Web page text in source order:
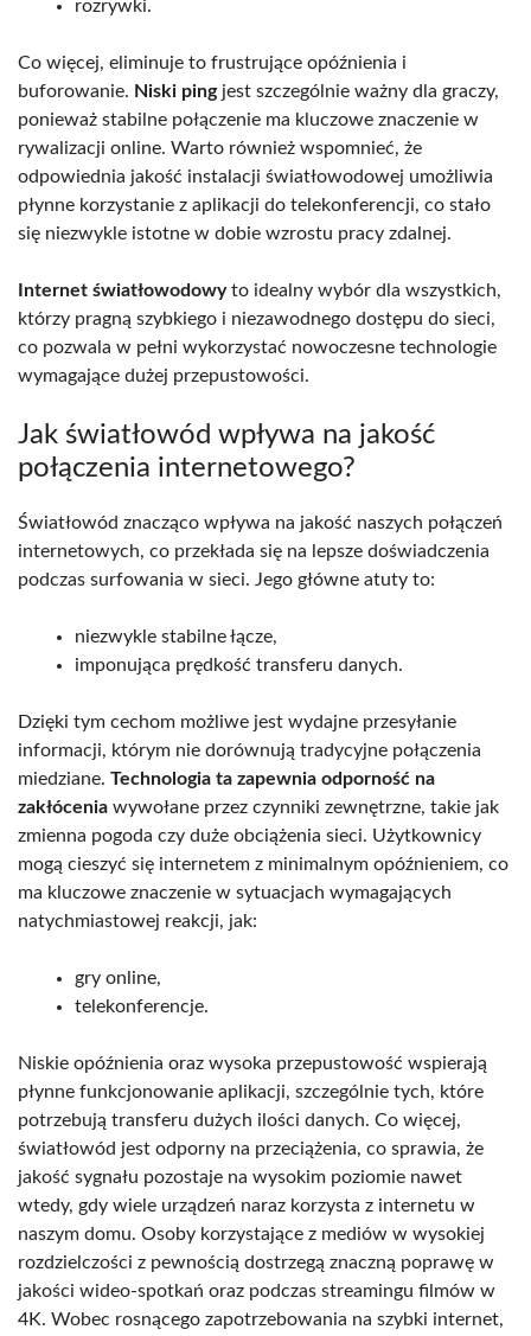
rozrywki.
Co więcej, eliminuje to frustrujące opóźnienia i
buforowanie. Niski pingjest szczególnie ważny dla graczy,
ponieważ stabilne połączenie ma kluczowe znaczenie w
rywalizacji online. Warto również wspomnieć, że
odpowiednia jakość instalacji światłowodowej umożliwia
płynne korzystanie z aplikacji do telekonferencji, co stało
się niezwykle istotne w dobie wzrostu pracy zdalnej.
Internet światłowodowyto idealny wybór dla wszystkich,
którzy pragną szybkiego i niezawodnego dostępu do sieci,
co pozwala w pełni wykorzystać nowoczesne technologie
wymagające dużej przepustowości.
Jak światłowód wpływa na jakość
połączenia internetowego?
Światłowód znacząco wpływa na jakość naszych połączeń
internetowych, co przekłada się na lepsze doświadczenia
podczas surfowania w sieci. Jego główne atuty to:
niezwykle stabilne łącze,
imponująca prędkość transferu danych.
Dzięki tym cechom możliwe jest wydajne przesyłanie
informacji, którym nie dorównują tradycyjne połączenia
miedziane. Technologia ta zapewnia odporność na
zakłócenia wywołane przez czynniki zewnętrzne, takie jak
zmienna pogoda czy duże obciążenia sieci. Użytkownicy
mogą cieszyć się internetem z minimalnym opóźnieniem, co
ma kluczowe znaczenie w sytuacjach wymagających
natychmiastowej reakcji, jak:
gry online,
telekonferencje.
Niskie opóźnienia oraz wysoka przepustowość wspierają
płynne funkcjonowanie aplikacji, szczególnie tych, które
potrzebują transferu dużych ilości danych. Co więcej,
światłowód jest odporny na przeciążenia, co sprawia, że
jakość sygnału pozostaje na wysokim poziomie nawet
wtedy, gdy wiele urządzeń naraz korzysta z internetu w
naszym domu. Osoby korzystające z mediów w wysokiej
rozdzielczości z pewnością dostrzegą znaczną poprawę w
jakości wideo-spotkań oraz podczas streamingu filmów w
4K. Wobec rosnącego zapotrzebowania na szybki internet,